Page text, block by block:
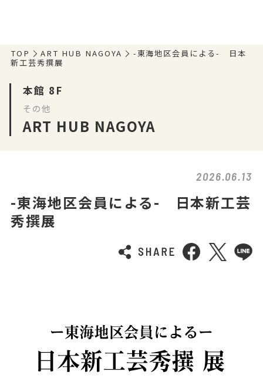
TOP ART HUB NAGOYA
-東海地区会員による- 日本
新工芸秀撰展
本館 8F
その他
ART HUB NAGOYA
2026.06.13
-東海地区会員による- 日本新工芸
秀撰展